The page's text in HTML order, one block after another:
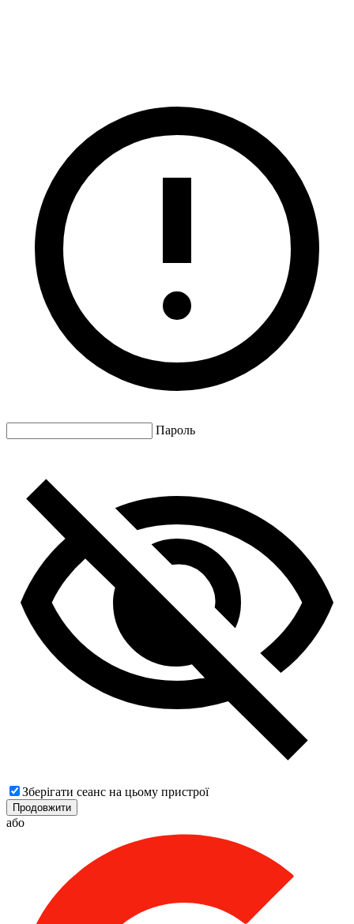
Пароль
Зберігати сеанс на цьому пристрої
Продовжити
або